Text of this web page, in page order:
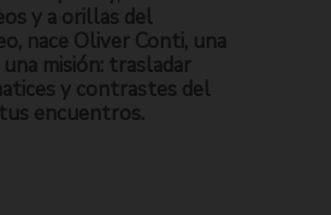
y a orillas del
nace Oliver Conti, una
misión: trasladar
y contrastes del
encuentros.